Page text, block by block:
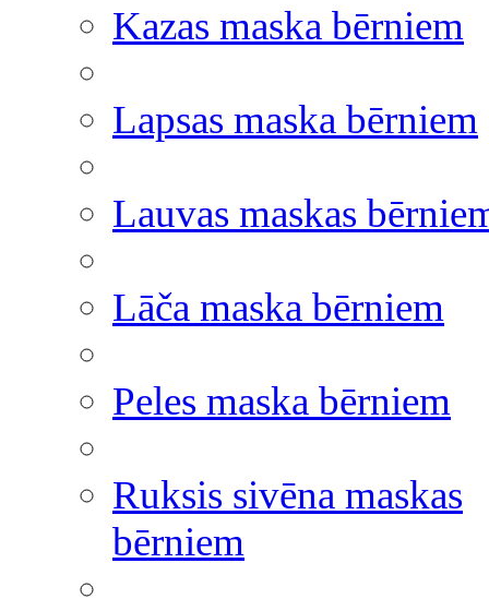
Kazas maska bērniem
Lapsas maska bērniem
Lauvas maskas
Lāča maska bērniem
Peles maska bērniem
Ruksis sivēna maskas
bērniem